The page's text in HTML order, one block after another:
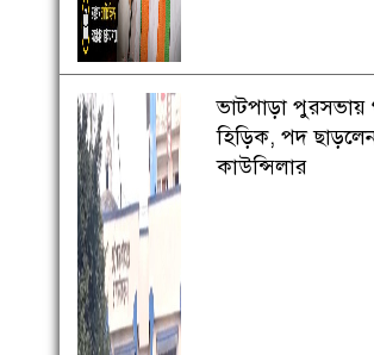
ভাটপাড়া পুরসভায়
হিড়িক, পদ
কাউন্সিলার